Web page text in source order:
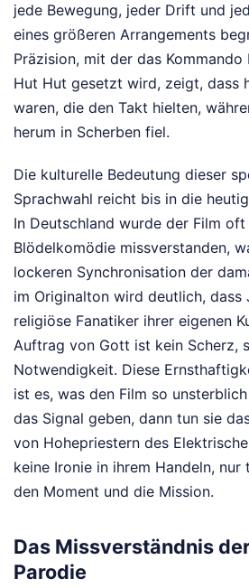
jede Bewegung, jeder Drift und
eines größeren Arrangements
Präzision, mit der das Kommando
Hut Hut gesetzt wird, zeigt, dass
waren, die den Takt hielten,
herum in Scherben fiel.
Die kulturelle Bedeutung dieser
Sprachwahl reicht bis in die
In Deutschland wurde der Film oft
Blödelkomödie missverstanden,
lockeren Synchronisation der
im Originalton wird deutlich, dass
religiöse Fanatiker ihrer eigenen
Auftrag von Gott ist kein Scherz,
Notwendigkeit. Diese
ist es, was den Film so
das Signal geben, dann tun sie
von Hohepriestern des
keine Ironie in ihrem Handeln,
den Moment und die Mission.
Das Missverständnis
Parodie